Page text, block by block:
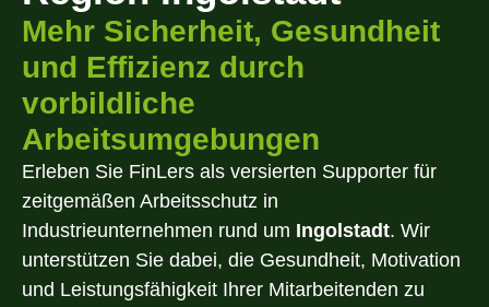
Mehr Sicherheit, Gesundheit
und Effizienz durch
vorbildliche
Arbeitsumgebungen
Erleben Sie FinLers als versierten Supporter für
zeitgemäßen Arbeitsschutz in
Industrieunternehmen rund um Ingolstadt. Wir
unterstützen Sie dabei, die Gesundheit, Motivation
und Leistungsfähigkeit Ihrer Mitarbeitenden zu